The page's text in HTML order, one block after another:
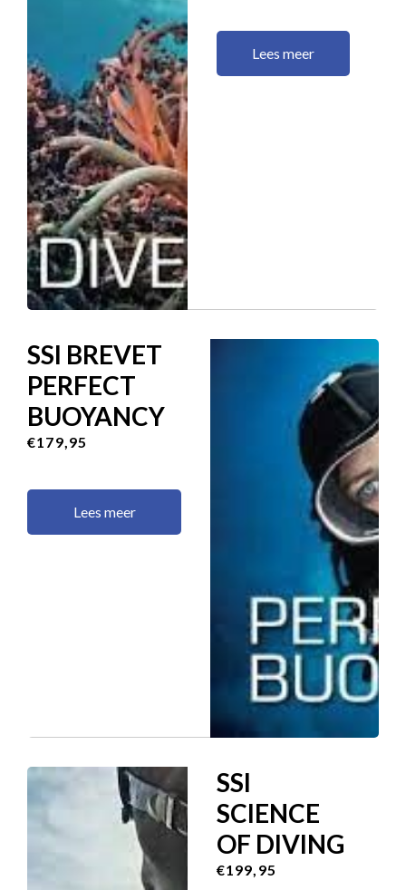
Lees meer
SSI BREVET
PERFECT
BUOYANCY
€179,95
Lees meer
SSI
SCIENCE
OF DIVING
€199,95